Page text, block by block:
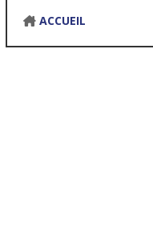
ACCUEIL